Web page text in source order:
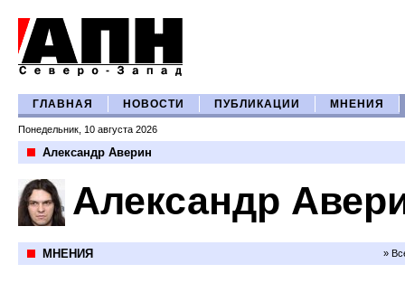
ГЛАВНАЯ НОВОСТИ ПУБЛИКАЦИИ МНЕНИЯ
Понедельник, 10 августа 2026
Александр Аверин
Александр
МНЕНИЯ »